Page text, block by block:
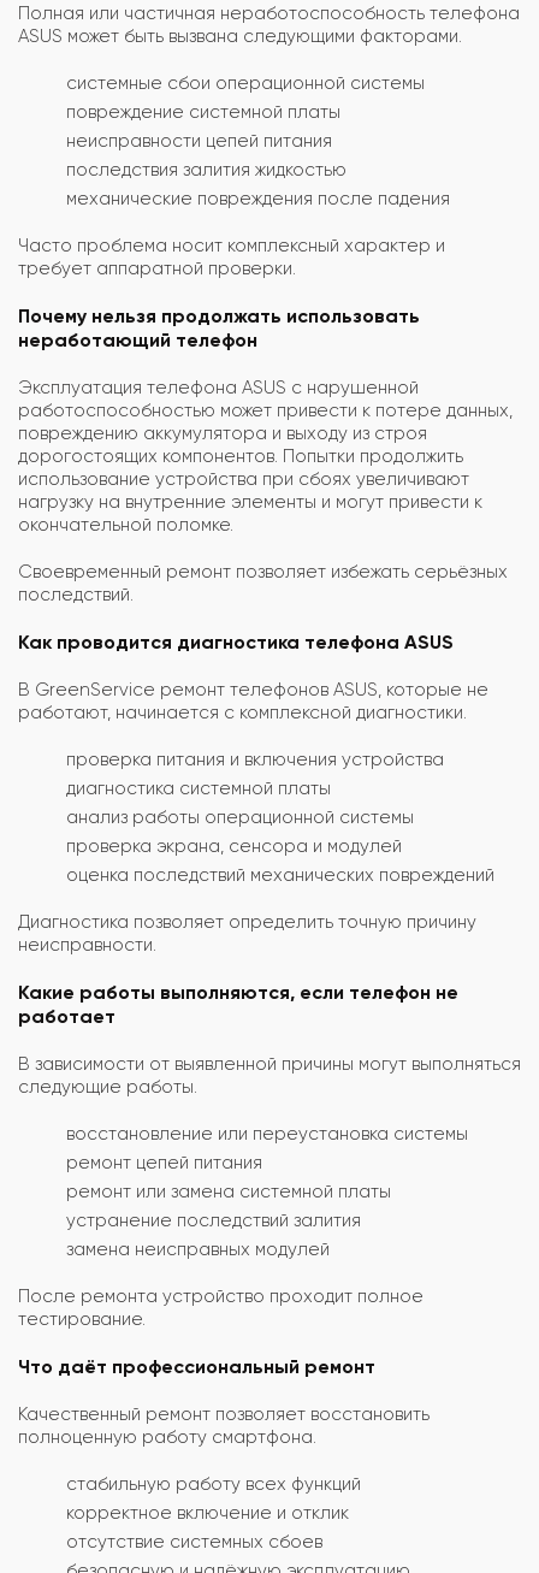
Полная или частичная неработоспособность телефона
ASUS может быть вызвана следующими факторами.
системные сбои операционной системы
повреждение системной платы
неисправности цепей питания
последствия залития жидкостью
механические повреждения после падения
Часто проблема носит комплексный характер и
требует аппаратной проверки.
Почему нельзя продолжать использовать
неработающий телефон
Эксплуатация телефона ASUS с нарушенной
работоспособностью может привести к потере данных,
повреждению аккумулятора и выходу из строя
дорогостоящих компонентов. Попытки продолжить
использование устройства при сбоях увеличивают
нагрузку на внутренние элементы и могут привести к
окончательной поломке.
Своевременный ремонт позволяет избежать серьёзных
последствий.
Как проводится диагностика телефона ASUS
В GreenService ремонт телефонов ASUS, которые не
работают, начинается с комплексной диагностики.
проверка питания и включения устройства
диагностика системной платы
анализ работы операционной системы
проверка экрана, сенсора и модулей
оценка последствий механических повреждений
Диагностика позволяет определить точную причину
неисправности.
Какие работы выполняются, если телефон не
работает
В зависимости от выявленной причины могут выполняться
следующие работы.
восстановление или переустановка системы
ремонт цепей питания
ремонт или замена системной платы
устранение последствий залития
замена неисправных модулей
После ремонта устройство проходит полное
тестирование.
Что даёт профессиональный ремонт
Качественный ремонт позволяет восстановить
полноценную работу смартфона.
стабильную работу всех функций
корректное включение и отклик
отсутствие системных сбоев